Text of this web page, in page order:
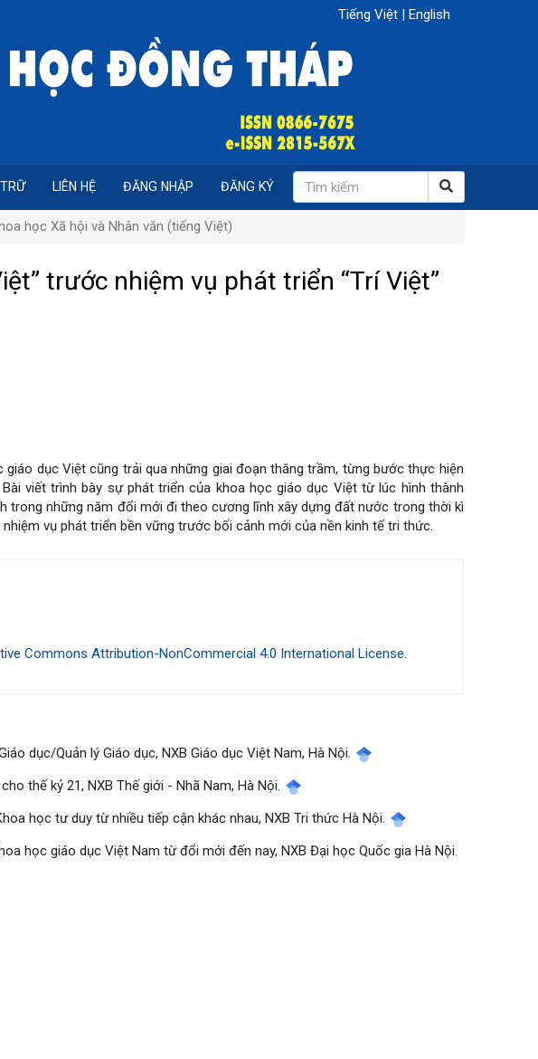
Tiếng Việt | English
LIÊN HỆ ĐĂNG NHẬP ĐĂNG KÝ
học Xã hội và Nhân văn (tiếng Việt)
trước nhiệm vụ phát triển “Trí Việt”
dục Việt cũng trải qua những giai đoạn thăng trầm, từng bước thực hiện
Bài viết trình bày sự phát triển của khoa học giáo dục Việt từ lúc hình thành
trong những năm đổi mới đi theo cương lĩnh xây dựng đất nước trong thời kì
vụ phát triển bền vững trước bối cảnh mới của nền kinh tế tri thức.
Commons Attribution-NonCommercial 4.0 International License.
dục/Quản lý Giáo dục, NXB Giáo dục Việt Nam, Hà Nội.
thế kỷ 21, NXB Thế giới - Nhã Nam, Hà Nội.
học tư duy từ nhiều tiếp cận khác nhau, NXB Tri thức Hà Nội.
học giáo dục Việt Nam từ đổi mới đến nay, NXB Đại học Quốc gia Hà Nội.